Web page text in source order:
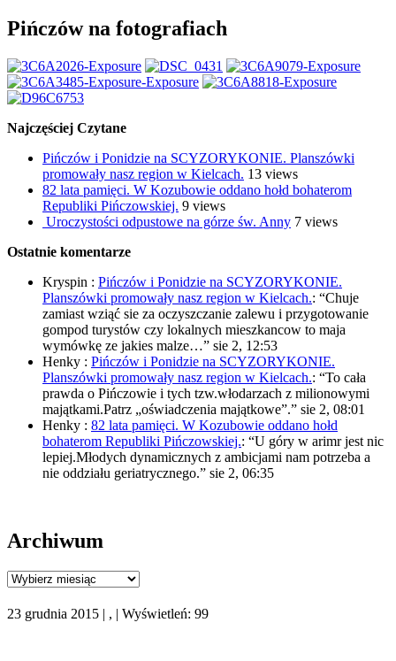
Pińczów na fotografiach
Najczęściej Czytane
Pińczów i Ponidzie na SCYZORYKONIE. Planszówki
promowały nasz region w Kielcach. 13 views
82 lata pamięci. W Kozubowie oddano hołd bohaterom
Republiki Pińczowskiej. 9 views
Uroczystości odpustowe na górze św. Anny 7 views
Ostatnie komentarze
Kryspin : Pińczów i Ponidzie na SCYZORYKONIE.
Planszówki promowały nasz region w Kielcach.: “Chuje
zamiast wziąć sie za oczyszczanie zalewu i przygotowanie
gompod turystów czy lokalnych mieszkancow to maja
wymówkę ze jakies malze…” sie 2, 12:53
Henky : Pińczów i Ponidzie na SCYZORYKONIE.
Planszówki promowały nasz region w Kielcach.: “To cała
prawda o Pińczowie i tych tzw.włodarzach z milionowymi
majątkami.Patrz „oświadczenia majątkowe”.” sie 2, 08:01
Henky : 82 lata pamięci. W Kozubowie oddano hołd
bohaterom Republiki Pińczowskiej.: “U góry w arimr jest nic
lepiej.Młodych dynamicznych z ambicjami nam potrzeba a
nie oddziału geriatrycznego.” sie 2, 06:35
Archiwum
Archiwum
23 grudnia 2015 | , | Wyświetleń: 99